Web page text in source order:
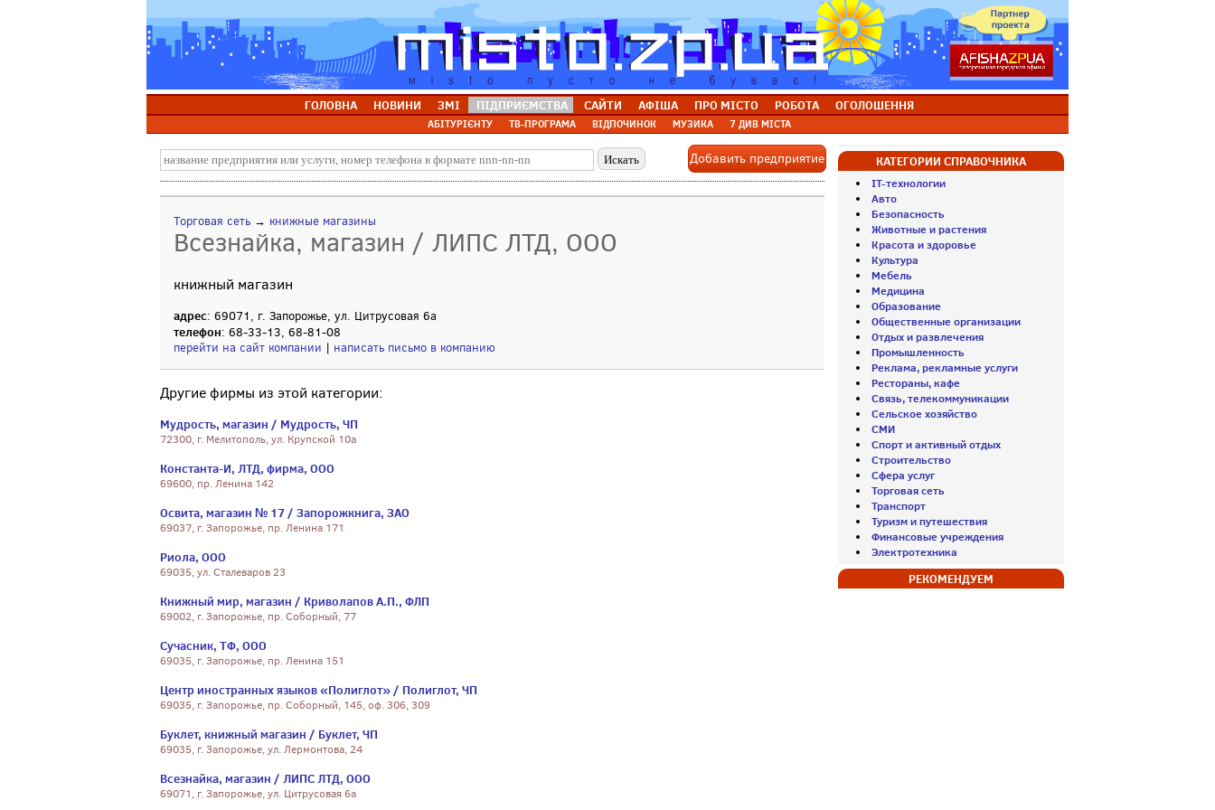
ГОЛОВНА НОВИНИ ЗМІ ПІДПРИЄМСТВА САЙТИ АФІША ПРО МІСТО РОБОТА ОГОЛОШЕННЯ
АБІТУРІЄНТУ ТВ-ПРОГРАМА ВІДПОЧИНОК МУЗИКА 7 ДИВ МІСТА
Добавить предприятие
Торговая сеть → книжные магазины
Всезнайка, магазин / ЛИПС ЛТД, ООО
книжный магазин
адрес: 69071, г. Запорожье, ул. Цитрусовая 6а
телефон: 68-33-13, 68-81-08
перейти на сайт компании | написать письмо в компанию
Другие фирмы из этой категории:
Мудрость, магазин / Мудрость, ЧП
72300, г. Мелитополь, ул. Крупской 10а
Константа-И, ЛТД, фирма, ООО
69600, пр. Ленина 142
Освита, магазин № 17 / Запорожкнига, ЗАО
69037, г. Запорожье, пр. Ленина 171
Риола, ООО
69035, ул. Сталеваров 23
Книжный мир, магазин / Криволапов А.П., ФЛП
69002, г. Запорожье, пр. Соборный, 77
Сучасник, ТФ, ООО
69035, г. Запорожье, пр. Ленина 151
Центр иностранных языков «Полиглот» / Полиглот, ЧП
69035, г. Запорожье, пр. Соборный, 145, оф. 306, 309
Буклет, книжный магазин / Буклет, ЧП
69035, г. Запорожье, ул. Лермонтова, 24
Всезнайка, магазин / ЛИПС ЛТД, ООО
69071, г. Запорожье, ул. Цитрусовая 6а
КАТЕГОРИИ СПРАВОЧНИКА
IT-технологии
Авто
Безопасность
Животные и растения
Красота и здоровье
Культура
Мебель
Медицина
Образование
Общественные организации
Отдых и развлечения
Промышленность
Реклама, рекламные услуги
Рестораны, кафе
Связь, телекоммуникации
Сельское хозяйство
СМИ
Спорт и активный отдых
Строительство
Сфера услуг
Торговая сеть
Транспорт
Туризм и путешествия
Финансовые учреждения
Электротехника
РЕКОМЕНДУЕМ